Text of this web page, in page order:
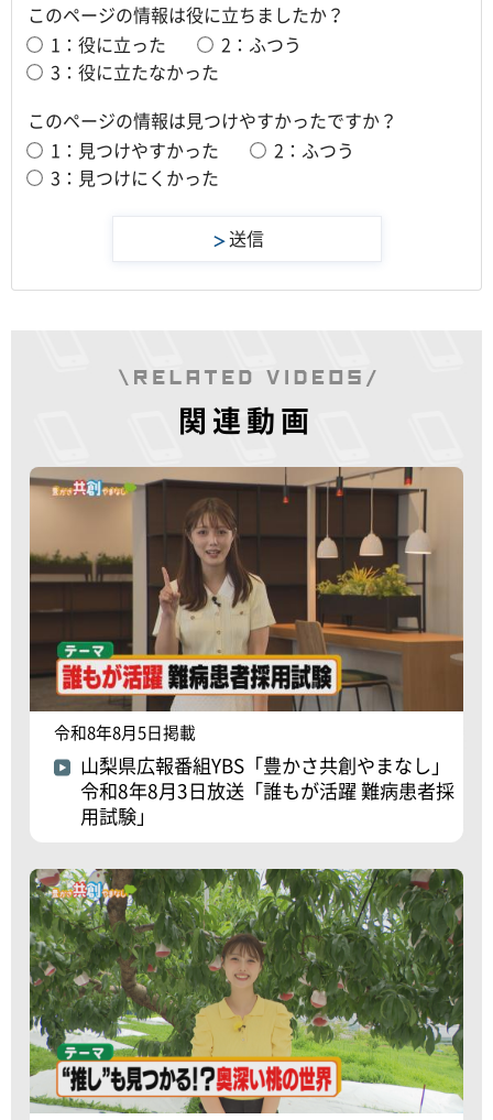
このページの情報は役に立ちましたか？
1：役に立った
2：ふつう
3：役に立たなかった
このページの情報は見つけやすかったですか？
1：見つけやすかった
2：ふつう
3：見つけにくかった
関連動画
令和8年8月5日掲載
山梨県広報番組YBS「豊かさ共創やまなし」
令和8年8月3日放送「誰もが活躍 難病患者採
用試験」